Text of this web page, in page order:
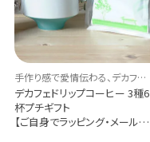
手作り感で愛情伝わる、デカフェ
プチギフト♪
デカフェドリップコーヒー 3種6
杯プチギフト
【ご自身でラッピング・メール